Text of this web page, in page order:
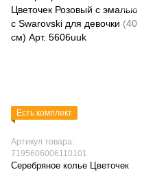
Есть комплект
Артикул товара:
7195606006110101
Серебряное колье Цветочек